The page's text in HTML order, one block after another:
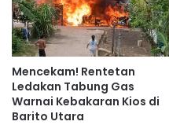
Mencekam! Rentetan
Ledakan Tabung Gas
Warnai Kebakaran Kios di
Barito Utara